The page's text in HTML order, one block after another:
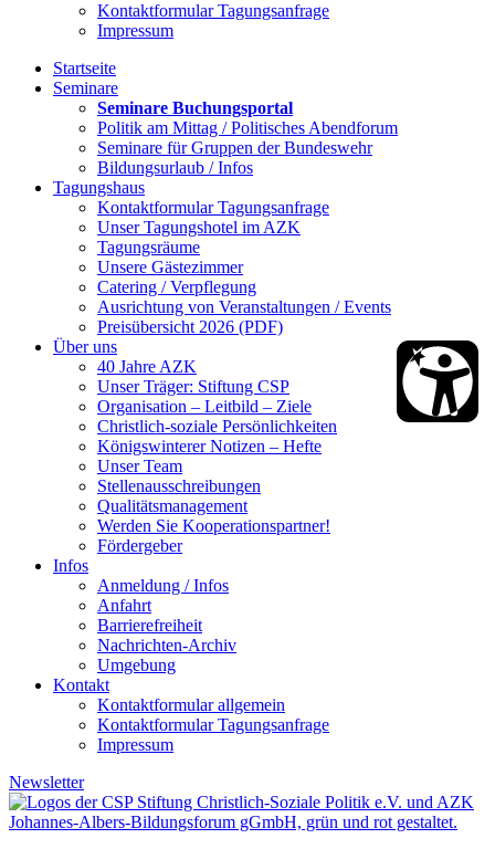
Kontaktformular Tagungsanfrage
Impressum
Startseite
Seminare
Seminare Buchungsportal
Politik am Mittag / Politisches Abendforum
Seminare für Gruppen der Bundeswehr
Bildungsurlaub / Infos
Tagungshaus
Kontaktformular Tagungsanfrage
Unser Tagungshotel im AZK
Tagungsräume
Unsere Gästezimmer
Catering / Verpflegung
Ausrichtung von Veranstaltungen / Events
Preisübersicht 2026 (PDF)
Über uns
40 Jahre AZK
Unser Träger: Stiftung CSP
Organisation – Leitbild – Ziele
Christlich-soziale Persönlichkeiten
Königswinterer Notizen – Hefte
Unser Team
Stellenausschreibungen
Qualitätsmanagement
Werden Sie Kooperationspartner!
Fördergeber
Infos
Anmeldung / Infos
Anfahrt
Barrierefreiheit
Nachrichten-Archiv
Umgebung
Kontakt
Kontaktformular allgemein
Kontaktformular Tagungsanfrage
Impressum
Newsletter